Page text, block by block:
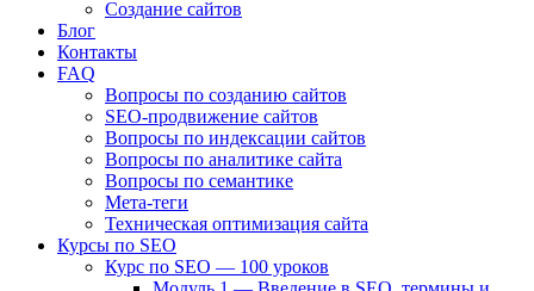
Создание сайтов
Блог
Контакты
FAQ
Вопросы по созданию сайтов
SEO-продвижение сайтов
Вопросы по индексации сайтов
Вопросы по аналитике сайта
Вопросы по семантике
Мета-теги
Техническая оптимизация сайта
Курсы по SEO
Курс по SEO — 100 уроков